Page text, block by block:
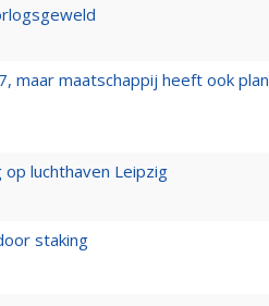
maar maatschappij heeft ook plan
luchthaven Leipzig
staking